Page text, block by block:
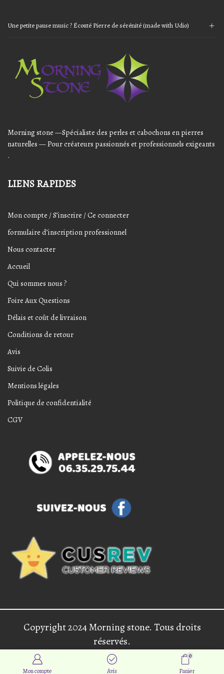
Une petite pause music ? Écouté Pierre de sérénité (made with Udio)
Morning stone —Spécialiste des perles et cabochons en pierres
naturelles — Pour créateurs passionnés et professionnels exigeants
.
LIENS RAPIDES
Mon compte / S’inscrire / Ce connecter
formulaire d’inscription professionnel
Nous contacter
Accueil
Qui sommes nous ?
Foire Aux Questions
Délais et coût de livraison
Conditions de retour
Avis
Suivie de Colis
Mentions légales
Politique de confidentialité
CGV
Copyright 2024 Morning stone. Tous droits
réservés.
Mon compte Avis
0
Panier